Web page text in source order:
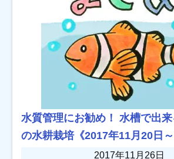
水質管理にお勧め！ 水槽で出
の水耕栽培《2017年11月20日～
2017年11月26日